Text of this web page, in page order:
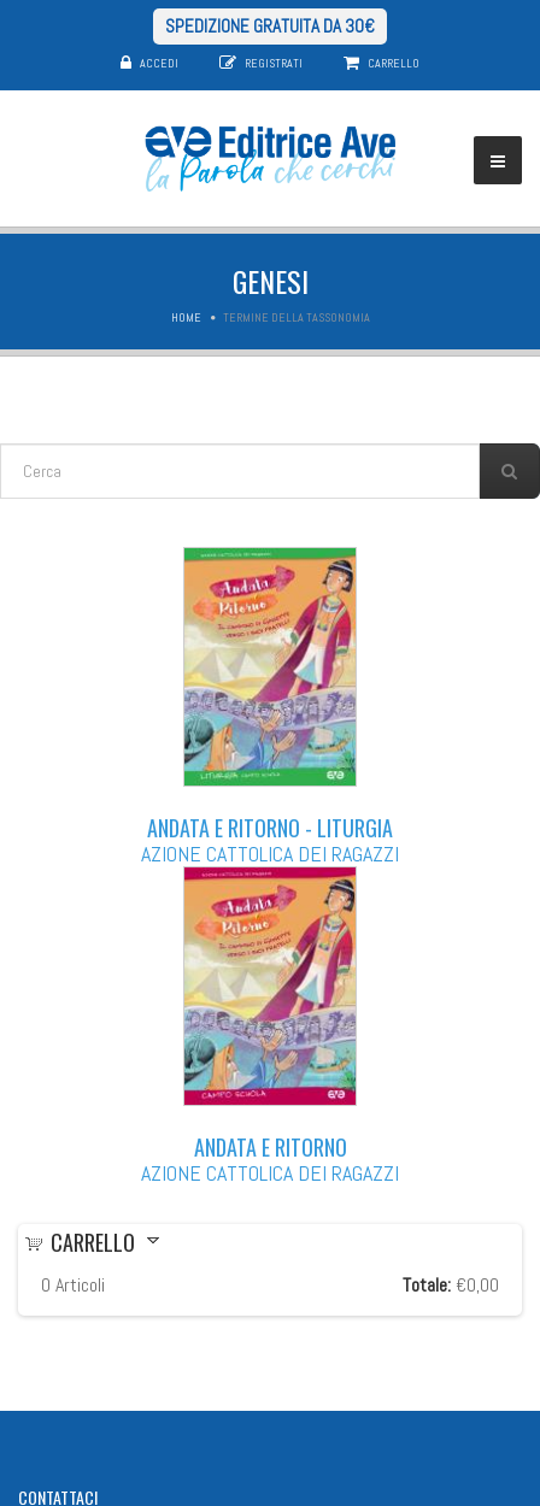
SPEDIZIONE GRATUITA DA 30€
ACCEDI REGISTRATI CARRELLO
GENESI
HOME TERMINE DELLA TASSONOMIA
FORM DI RICERCA
ANDATA E RITORNO - LITURGIA
AZIONE CATTOLICA DEI RAGAZZI
ANDATA E RITORNO
AZIONE CATTOLICA DEI RAGAZZI
CARRELLO
0 Articoli Totale: €0,00
CONTATTACI